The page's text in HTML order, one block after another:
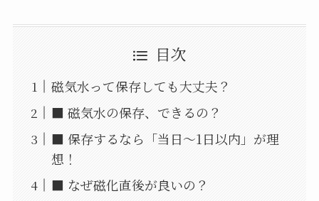
目次
磁気水って保存しても大丈夫？
■ 磁気水の保存、できるの？
■ 保存するなら「当日〜1日以内」が理
想！
■ なぜ磁化直後が良いの？